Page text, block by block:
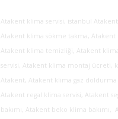
Atakent klima servisi, istanbul
Atakent klima sökme takma,
Atakent klima temizliği, Atakent
servisi, Atakent klima montaj ücreti,
Atakent, Atakent klima gaz
Atakent regal klima servisi, Atakent
bakımı, Atakent beko klima